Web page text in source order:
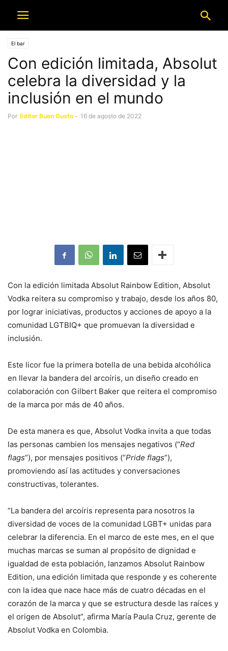
El bar
Con edición limitada, Absolut
celebra la diversidad y la
inclusión en el mundo
Por Editor Buen Gusto - 16 de agosto de 2022
Con la edición limitada Absolut Rainbow Edition, Absolut
Vodka reitera su compromiso y trabajo, desde los años 80,
por lograr iniciativas, productos y acciones de apoyo a la
comunidad LGTBIQ+ que promuevan la diversidad e
inclusión.
Este licor fue la primera botella de una bebida alcohólica
en llevar la bandera del arcoíris, un diseño creado en
colaboración con Gilbert Baker que reitera el compromiso
de la marca por más de 40 años.
De esta manera es que, Absolut Vodka invita a que todas
las personas cambien los mensajes negativos (“Red
flags”), por mensajes positivos (“Pride flags”),
promoviendo así las actitudes y conversaciones
constructivas, tolerantes.
“La bandera del arcoíris representa para nosotros la
diversidad de voces de la comunidad LGBT+ unidas para
celebrar la diferencia. En el marco de este mes, en el que
muchas marcas se suman al propósito de dignidad e
igualdad de esta población, lanzamos Absolut Rainbow
Edition, una edición limitada que responde y es coherente
con la idea que nace hace más de cuatro décadas en el
corazón de la marca y que se estructura desde las raíces y
el origen de Absolut”, afirma María Paula Cruz, gerente de
Absolut Vodka en Colombia.